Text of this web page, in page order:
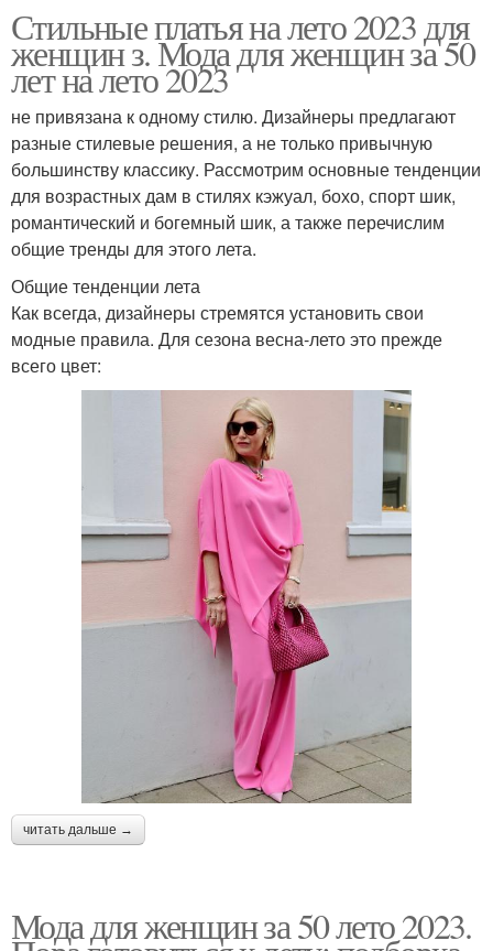
Стильные платья на лето 2023 для
женщин з. Мода для женщин за 50
лет на лето 2023
не привязана к одному стилю. Дизайнеры предлагают
разные стилевые решения, а не только привычную
большинству классику. Рассмотрим основные тенденции
для возрастных дам в стилях кэжуал, бохо, спорт шик,
романтический и богемный шик, а также перечислим
общие тренды для этого лета.
Общие тенденции лета
Как всегда, дизайнеры стремятся установить свои
модные правила. Для сезона весна-лето это прежде
всего цвет:
читать дальше →
Мода для женщин за 50 лето 2023.